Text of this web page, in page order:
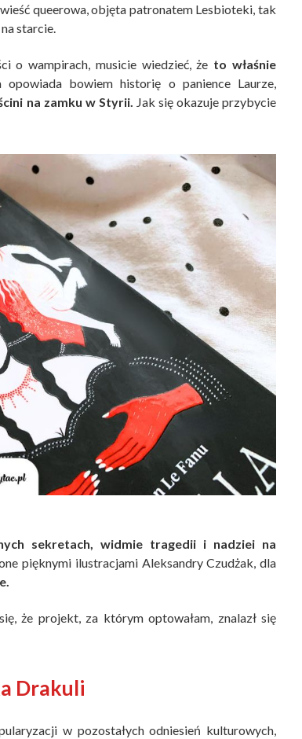
queerowa, objęta patronatem Lesbioteki, tak
starcie.
o wampirach, musicie wiedzieć, że to właśnie
opowiada bowiem historię o panience Laurze,
na zamku w Styrii. Jak się okazuje przybycie
sekretach, widmie tragedii i nadziei na
pięknymi ilustracjami Aleksandry Czudżak, dla
że projekt, za którym optowałam, znalazł się
Drakuli
w pozostałych odniesień kulturowych,